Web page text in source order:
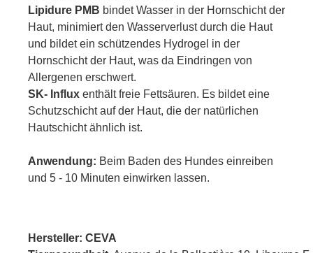
Lipidure PMB bindet Wasser in der Hornschicht der
Haut, minimiert den Wasserverlust durch die Haut
und bildet ein schützendes Hydrogel in der
Hornschicht der Haut, was da Eindringen von
Allergenen erschwert.
SK- Influx enthält freie Fettsäuren. Es bildet eine
Schutzschicht auf der Haut, die der natürlichen
Hautschicht ähnlich ist.
Anwendung: Beim Baden des Hundes einreiben
und 5 - 10 Minuten einwirken lassen.
Hersteller: CEVA